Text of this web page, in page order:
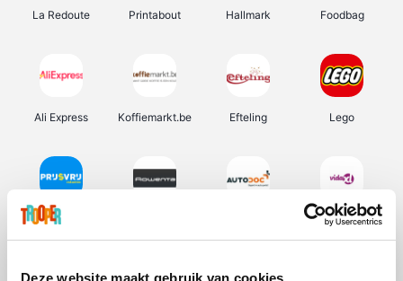
Deze website maakt gebruik van cookies
La Redoute Printabout Hallmark Foodbag
Ali Express Koffiemarkt.be Efteling Lego
Prijsvrij Vidaxl